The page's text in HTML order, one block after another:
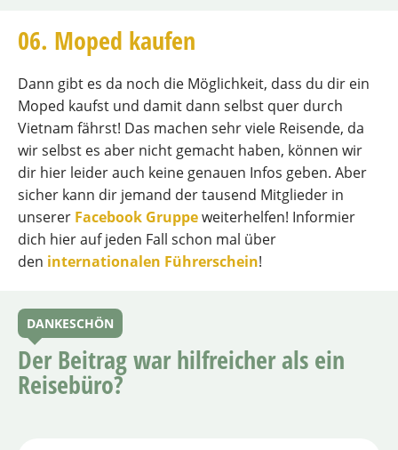
06. Moped kaufen
Dann gibt es da noch die Möglichkeit, dass du dir ein
Moped kaufst und damit dann selbst quer durch
Vietnam fährst! Das machen sehr viele Reisende, da
wir selbst es aber nicht gemacht haben, können wir
dir hier leider auch keine genauen Infos geben. Aber
sicher kann dir jemand der tausend Mitglieder in
unserer Facebook Gruppeweiterhelfen! Informier
dich hier auf jeden Fall schon mal über
den internationalen Führerschein!
DANKESCHÖN
Der Beitrag war hilfreicher als ein
Reisebüro?